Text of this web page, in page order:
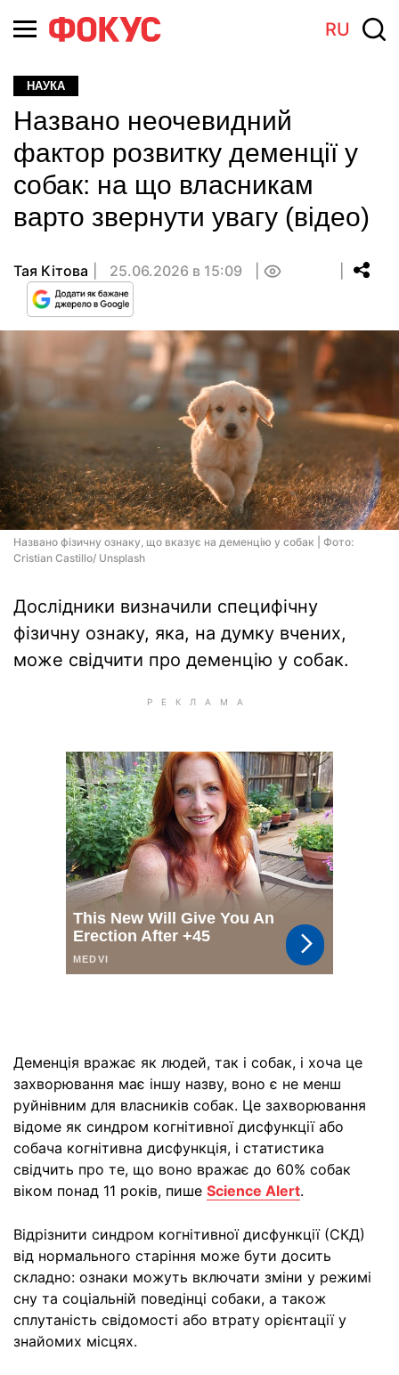
RU
НАУКА
Названо неочевидний
фактор розвитку деменції у
собак: на що власникам
варто звернути увагу (відео)
Тая Кітова 25.06.2026 в 15:09
Названо фізичну ознаку, що вказує на деменцію у собак | Фото:
Cristian Castillo/ Unsplash
Дослідники визначили специфічну
фізичну ознаку, яка, на думку вчених,
може свідчити про деменцію у собак.
Деменція вражає як людей, так і собак, і хоча це
захворювання має іншу назву, воно є не менш
руйнівним для власників собак. Це захворювання
відоме як синдром когнітивної дисфункції або
собача когнітивна дисфункція, і статистика
свідчить про те, що воно вражає до 60% собак
віком понад 11 років, пише Science Alert.
Відрізнити синдром когнітивної дисфункції (СКД)
від нормального старіння може бути досить
складно: ознаки можуть включати зміни у режимі
сну та соціальній поведінці собаки, а також
сплутаність свідомості або втрату орієнтації у
знайомих місцях.